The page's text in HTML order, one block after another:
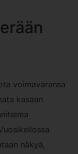
voimavaransa
kasaan
näkyä,